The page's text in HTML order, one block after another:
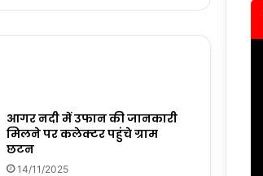
आगर नदी में उफान की जानकारी
मिलने पर कलेक्टर पहुंचे ग्राम
छटन
14/11/2025